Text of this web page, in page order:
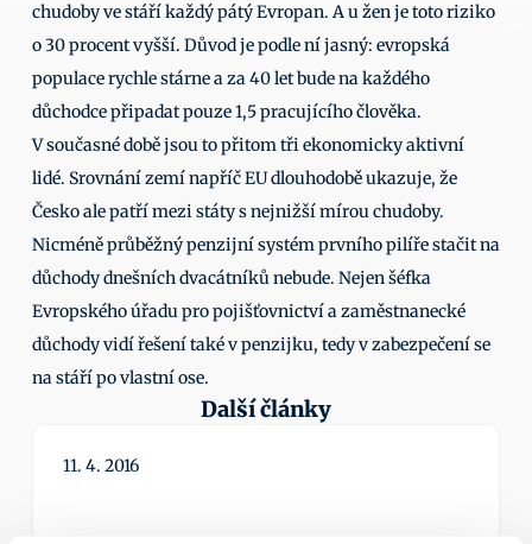
chudoby ve stáří každý pátý Evropan. A u žen je toto riziko
o 30 procent vyšší. Důvod je podle ní jasný: evropská
populace rychle stárne a za 40 let bude na každého
důchodce připadat pouze 1,5 pracujícího člověka.
V současné době jsou to přitom tři ekonomicky aktivní
lidé. Srovnání zemí napříč EU dlouhodobě ukazuje, že
Česko ale patří mezi státy s nejnižší mírou chudoby.
Nicméně průběžný penzijní systém prvního pilíře stačit na
důchody dnešních dvacátníků nebude. Nejen šéfka
Evropského úřadu pro pojišťovnictví a zaměstnanecké
důchody vidí řešení také v penzijku, tedy v zabezpečení se
na stáří po vlastní ose.
Další články
11. 4. 2016